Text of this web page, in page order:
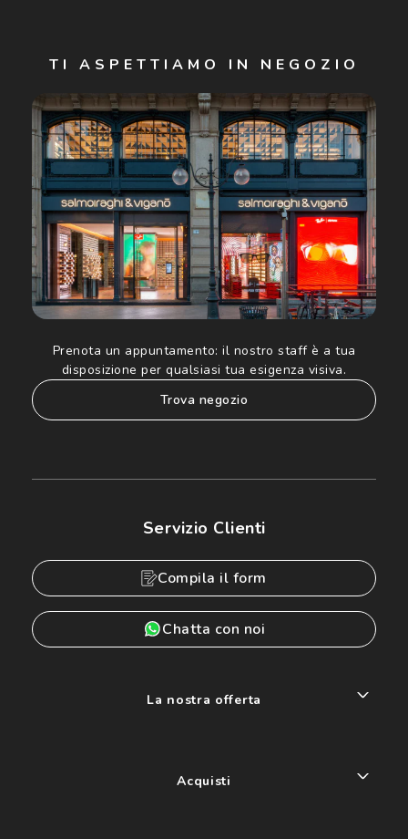
Cliccando su "Iscriviti", confermo di avere più di 16 anni e
acconsento all'utilizzo dei miei Dati Personali da parte di
Luxottica Group S.p.A. per l'invio di offerte speciali, novità
ed altre comunicazioni di carattere pubblicitario (consultare
Informativa sulla privacyper ulteriori informazioni).
TI ASPETTIAMO IN NEGOZIO
Prenota un appuntamento: il nostro staff è a tua
disposizione per qualsiasi tua esigenza visiva.
trova negozio
Servizio Clienti
Compila il form
Chatta con noi
La nostra offerta
Acquisti